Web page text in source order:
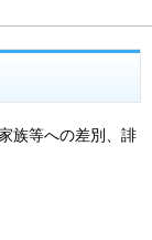
族等への差別、誹